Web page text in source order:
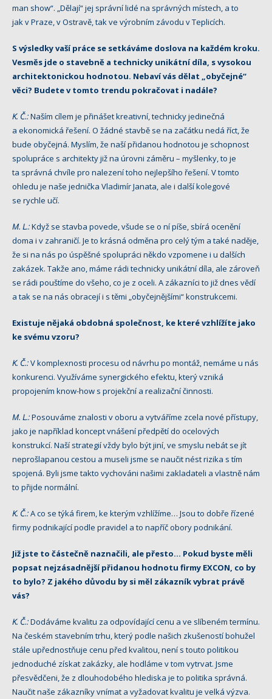
man show“. „Dělají“ jej správní lidé na správných místech, a to
jak v Praze, v Ostravě, tak ve výrobním závodu v Teplicích.
S výsledky vaší práce se setkáváme doslova na každém kroku.
Vesměs jde o stavebně a technicky unikátní díla, s vysokou
architektonickou hodnotou. Nebaví vás dělat „obyčejné“
věci? Budete v tomto trendu pokračovat i nadále?
K. Č.:Naším cílem je přinášet kreativní, technicky jedinečná
a ekonomická řešení. O žádné stavbě se na začátku nedá říct, že
bude obyčejná. Myslím, že naší přidanou hodnotou je schopnost
spolupráce s architekty již na úrovni záměru – myšlenky, to je
ta správná chvíle pro nalezení toho nejlepšího řešení. V tomto
ohledu je naše jednička Vladimír Janata, ale i další kolegové
se rychle učí.
M. L.:Když se stavba povede, všude se o ní píše, sbírá ocenění
doma i v zahraničí. Je to krásná odměna pro celý tým a také naděje,
že si na nás po úspěšné spolupráci někdo vzpomene i u dalších
zakázek. Takže ano, máme rádi technicky unikátní díla, ale zároveň
se rádi pouštíme do všeho, co je z oceli. A zákazníci to již dnes vědí
a tak se na nás obracejí i s těmi „obyčejnějšími“ konstrukcemi.
Existuje nějaká obdobná společnost, ke které vzhlížíte jako
ke svému vzoru?
K. Č.:V komplexnosti procesu od návrhu po montáž, nemáme u nás
konkurenci. Využíváme synergického efektu, který vzniká
propojením know-how s projekční a realizační činnosti.
M. L.:Posouváme znalosti v oboru a vytváříme zcela nové přístupy,
jako je například koncept vnášení předpětí do ocelových
konstrukcí. Naší strategií vždy bylo být jiní, ve smyslu nebát se jít
neprošlapanou cestou a museli jsme se naučit nést rizika s tím
spojená. Byli jsme takto vychováni našimi zakladateli a vlastně nám
to přijde normální.
K. Č.:A co se týká firem, ke kterým vzhlížíme… Jsou to dobře řízené
firmy podnikající podle pravidel a to napříč obory podnikání.
Již jste to částečně naznačili, ale přesto… Pokud byste měli
popsat nejzásadnější přidanou hodnotu firmy EXCON, co by
to bylo? Z jakého důvodu by si měl zákazník vybrat právě
vás?
K. Č.:Dodáváme kvalitu za odpovídající cenu a ve slíbeném termínu.
Na českém stavebním trhu, který podle našich zkušeností bohužel
stále upřednostňuje cenu před kvalitou, není s touto politikou
jednoduché získat zakázky, ale hodláme v tom vytrvat. Jsme
přesvědčeni, že z dlouhodobého hlediska je to politika správná.
Naučit naše zákazníky vnímat a vyžadovat kvalitu je velká výzva.